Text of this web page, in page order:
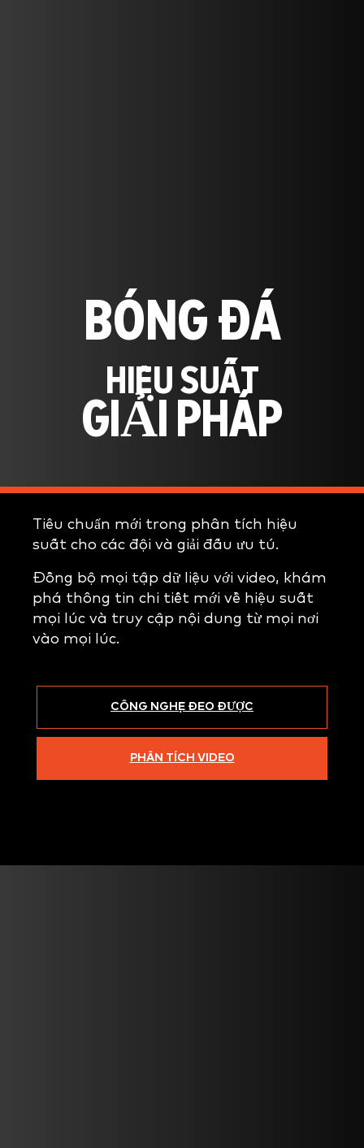
BÓNG ĐÁ
HIỆU SUẤT
GIẢI PHÁP
Tiêu chuẩn mới trong phân tích hiệu
suất cho các đội và giải đấu ưu tú.
Đồng bộ mọi tập dữ liệu với video, khám
phá thông tin chi tiết mới về hiệu suất
mọi lúc và truy cập nội dung từ mọi nơi
vào mọi lúc.
CÔNG NGHỆ ĐEO ĐƯỢC
PHÂN TÍCH VIDEO